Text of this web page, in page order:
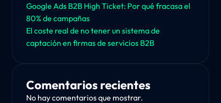
Google Ads B2B High Ticket: Por qué fracasa el
80% de campañas
El coste real de no tener un sistema de
captación en firmas de servicios B2B
Comentarios recientes
No hay comentarios que mostrar.